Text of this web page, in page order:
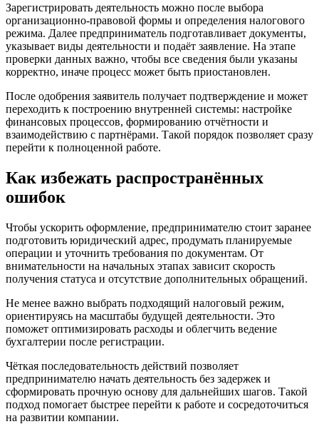
Зарегистрировать деятельность можно после выбора
организационно-правовой формы и определения налогового
режима. Далее предприниматель подготавливает документы,
указывает виды деятельности и подаёт заявление. На этапе
проверки данных важно, чтобы все сведения были указаны
корректно, иначе процесс может быть приостановлен.
После одобрения заявитель получает подтверждение и может
переходить к построению внутренней системы: настройке
финансовых процессов, формированию отчётности и
взаимодействию с партнёрами. Такой порядок позволяет сразу
перейти к полноценной работе.
Как избежать распространённых
ошибок
Чтобы ускорить оформление, предпринимателю стоит заранее
подготовить юридический адрес, продумать планируемые
операции и уточнить требования по документам. От
внимательности на начальных этапах зависит скорость
получения статуса и отсутствие дополнительных обращений.
Не менее важно выбрать подходящий налоговый режим,
ориентируясь на масштабы будущей деятельности. Это
поможет оптимизировать расходы и облегчить ведение
бухгалтерии после регистрации.
Чёткая последовательность действий позволяет
предпринимателю начать деятельность без задержек и
сформировать прочную основу для дальнейших шагов. Такой
подход помогает быстрее перейти к работе и сосредоточиться
на развитии компании.